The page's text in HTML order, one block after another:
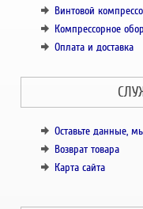
Винтовой
Компрессорное
Оплата и доставка
Оставьте данные,
Возврат товара
Карта сайта